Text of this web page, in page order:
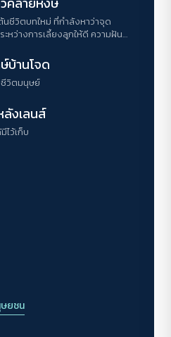
นชีวิตบทใหม่ ที่กำลังหาว่าจุด
หว่างการเลี้ยงลูกให้ดี ความฝัน
ตรงไหน l สนใจเรื่องคน เด็ก การ
น
บ้านโจด
วิตมนุษย์
ลังเลนส์
ไว้เก็บ
ยชน